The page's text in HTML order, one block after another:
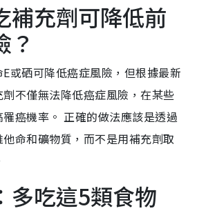
補充劑可降低前
？
或硒可降低癌症風險，但根據最新
不僅無法降低癌症風險，在某些
癌機率。 正確的做法應該是透過
命和礦物質，而不是用補充劑取
多吃這5類食物